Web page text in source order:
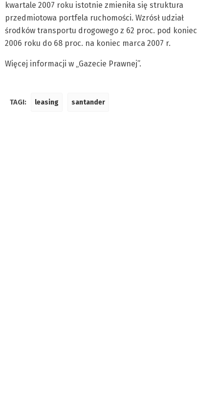
kwartale 2007 roku istotnie zmieniła się struktura
przedmiotowa portfela ruchomości. Wzrósł udział
środków transportu drogowego z 62 proc. pod koniec
2006 roku do 68 proc. na koniec marca 2007 r.
Więcej informacji w „Gazecie Prawnej”.
TAGI: leasing santander